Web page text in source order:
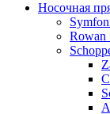
Носочная
Rowan